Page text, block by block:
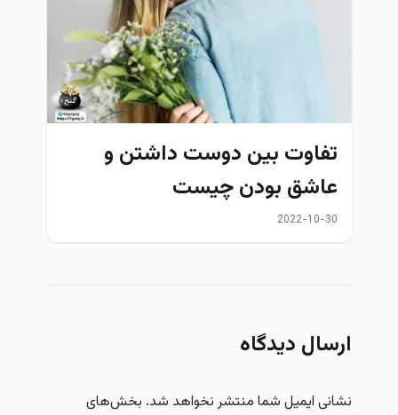
تفاوت بین دوست داشتن و
عاشق بودن چیست
2022-10-30
ارسال دیدگاه
نشانی ایمیل شما منتشر نخواهد شد. بخش‌های